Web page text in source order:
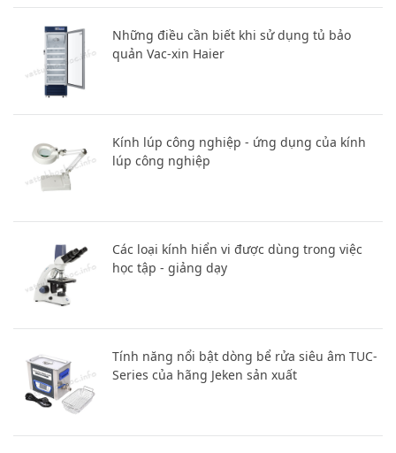
Những điều cần biết khi sử dụng tủ bảo
quản Vac-xin Haier
Kính lúp công nghiệp - ứng dụng của kính
lúp công nghiệp
Các loại kính hiển vi được dùng trong việc
học tập - giảng dạy
Tính năng nổi bật dòng bể rửa siêu âm TUC-
Series của hãng Jeken sản xuất